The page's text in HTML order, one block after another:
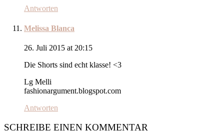
Antworten
Melissa Blanca
26. Juli 2015 at 20:15
Die Shorts sind echt klasse! <3
Lg Melli
fashionargument.blogspot.com
Antworten
SCHREIBE EINEN KOMMENTAR